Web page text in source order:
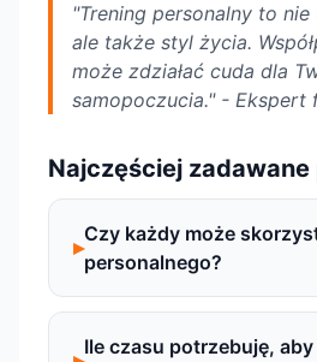
"Trening personalny to
ale także styl życia.
może zdziałać cuda dla
samopoczucia." - Ekspert
Najczęściej
Czy każdy może
personalnego?
Ile czasu potrzebuję,